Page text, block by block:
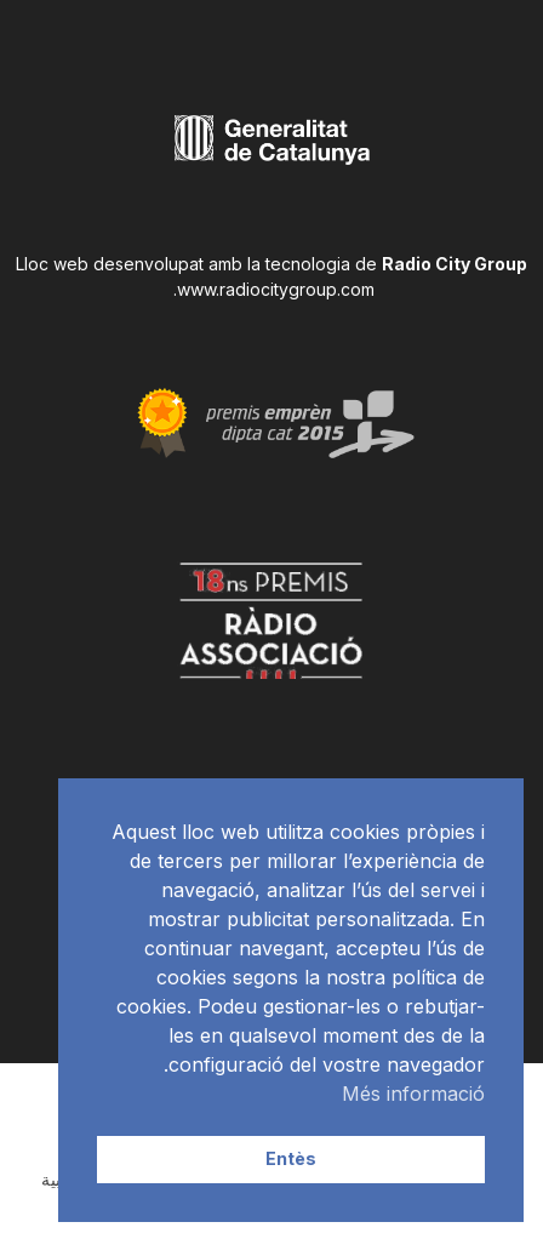
Lloc web desenvolupat amb la tecnologia de Radio City Group
www.radiocitygroup.com
.
RàdioNews
Català
(الكاتالوينية)
Español
(الأسبانية) العربية
Aquest lloc web utilitza cookies pròpies i
de tercers per millorar l’experiència de
navegació, analitzar l’ús del servei i
mostrar publicitat personalitzada. En
continuar navegant, accepteu l’ús de
cookies segons la nostra política de
cookies. Podeu gestionar-les o rebutjar-
les en qualsevol moment des de la
configuració del vostre navegador.
Més informació
Entès